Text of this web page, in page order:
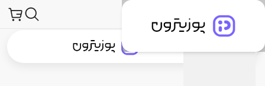
جستجو در
مشخصات فنی